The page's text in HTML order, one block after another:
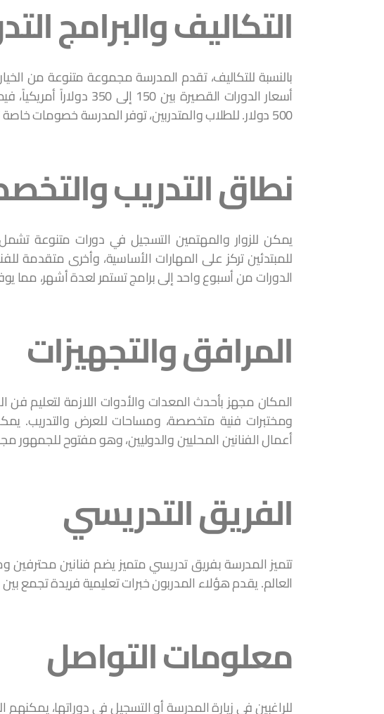
التكاليف والبرامج
بالنسبة للتكاليف، تقدم المدرسة مجموعة متنوعة من
500 دولار. للطلاب والمتدربين، توفر المدرسة خصومات خاصة تصل إلى 25٪ على معظم برامجها التعليمية.
نطاق التدريب
يمكن للزوار والمهتمين التسجيل في دورات متنوعة
للمبتدئين تركز على المهارات الأساسية، وأخرى متقدمة
الدورات من أسبوع واحد إلى برامج تستمر لعدة أشهر، مما
المرافق والتجهيزات
المكان مجهز بأحدث المعدات والأدوات اللازمة لتعليم
ومختبرات فنية متخصصة، ومساحات للعرض والتدريب.
أعمال الفنانين المحليين والدوليين، وهو مفتوح للجمهور
الفريق التدريسي
تتميز المدرسة بفريق تدريسي متميز يضم فنانين
العالم. يقدم هؤلاء المدربون خبرات تعليمية فريدة تجمع بين
معلومات التواصل